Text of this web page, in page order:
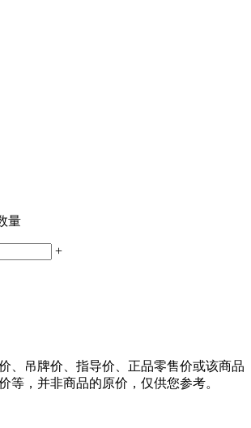
量
+
、吊牌价、指导价、正品零售价或该商品
等，并非商品的原价，仅供您参考。